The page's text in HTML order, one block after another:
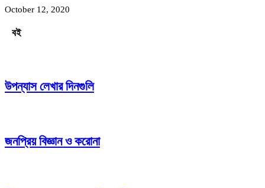
October 12, 2020
বই
উপন্যাস লেখার দিনগুলি
জনপ্রিয় বিজ্ঞান ও করোনা